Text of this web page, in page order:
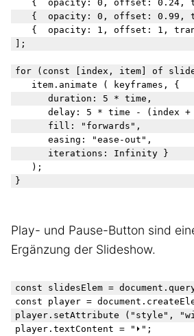
];
for (const [index, item] of
Play- und Pause-Button sind
Ergänzung der Slideshow.
const slidesElem =
const player =
player.setAttribute ("style",
player.textContent = "⏵︎";